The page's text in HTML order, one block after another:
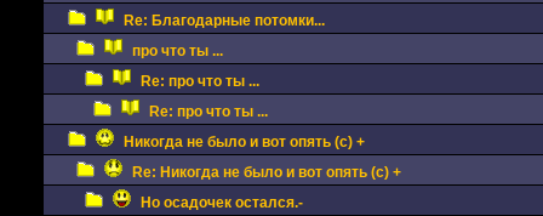
Re: Благодарные потомки...
про что ты ...
Re: про что ты ...
Re: про что ты ...
Никогда не было и вот опять (с) +
Re: Никогда не было и вот опять (с) +
Но осадочек остался.-